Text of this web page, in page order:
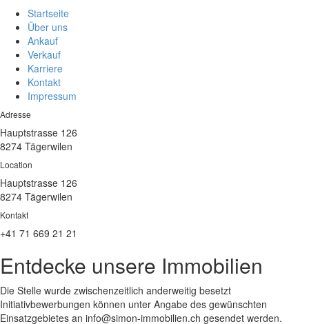
Startseite
Über uns
Ankauf
Verkauf
Karriere
Kontakt
Impressum
Adresse
Hauptstrasse 126
8274 Tägerwilen
Location
Hauptstrasse 126
8274 Tägerwilen
Kontakt
+41 71 669 21 21
Entdecke unsere Immobilien
Die Stelle wurde zwischenzeitlich anderweitig besetzt
Initiativbewerbungen können unter Angabe des gewünschten
Einsatzgebietes an info@simon-immobilien.ch gesendet werden.